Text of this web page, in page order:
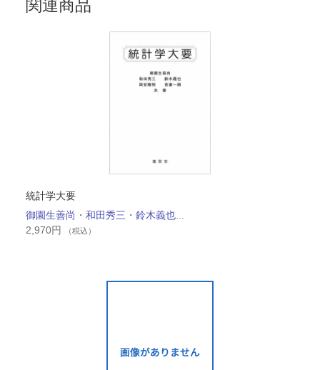
関連商品
統計学大要
御園生善尚 ・ 和田秀三 ・ 鈴木義也...
2,970円 （税込）